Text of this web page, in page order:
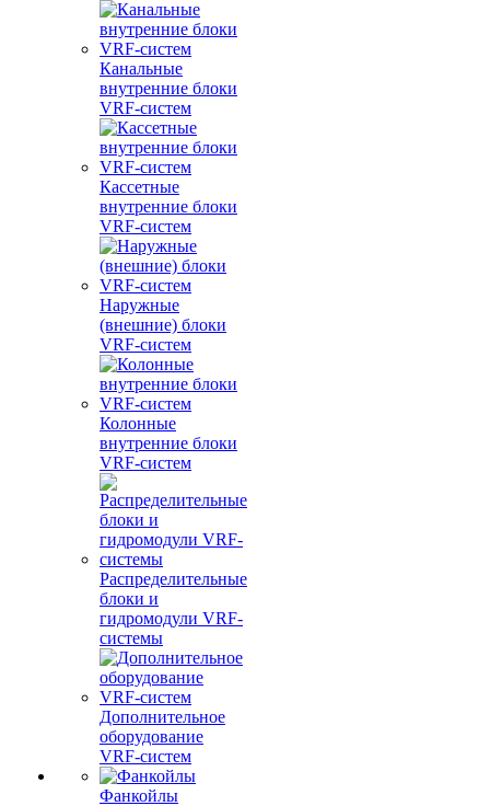
Канальные
внутренние блоки
VRF-систем
Кассетные
внутренние блоки
VRF-систем
Наружные
(внешние) блоки
VRF-систем
Колонные
внутренние блоки
VRF-систем
Распределительные
блоки и
гидромодули VRF-
системы
Дополнительное
оборудование
VRF-систем
Фанкойлы